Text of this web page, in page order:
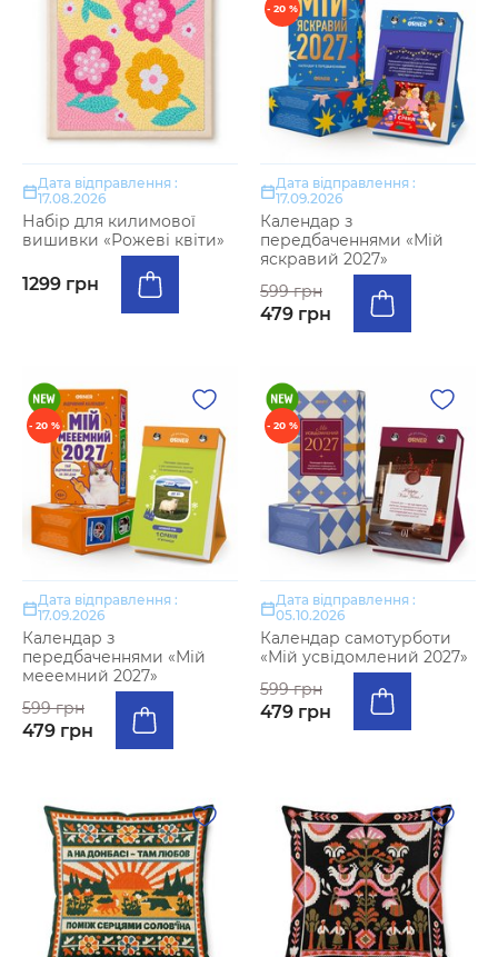
Дата відправлення :
17.08.2026
Набір для килимової
вишивки «Рожеві квіти»
1299 грн
- 20 %
Дата відправлення :
17.09.2026
Календар з
передбаченнями «Мій
яскравий 2027»
599 грн
479 грн
- 20 %
Дата відправлення :
17.09.2026
Календар з
передбаченнями «Мій
мееемний 2027»
599 грн
479 грн
- 20 %
Дата відправлення :
05.10.2026
Календар самотурботи
«Мій усвідомлений 2027»
599 грн
479 грн